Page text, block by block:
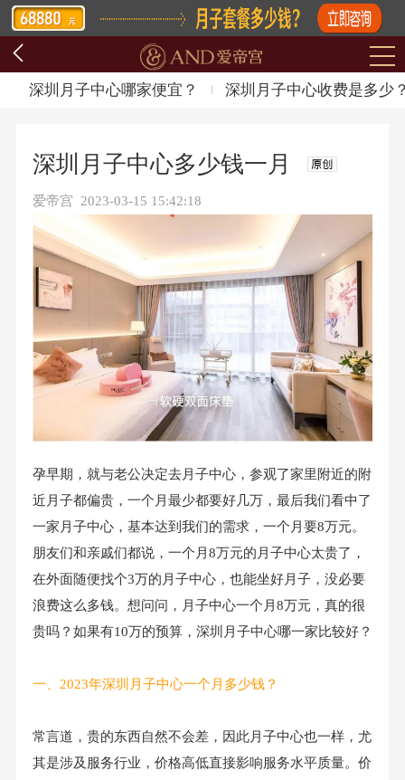
深圳月子中心哪家便宜？ 深圳月子中心收费是多少
深圳月子中心多少钱一月
爱帝宫 2023-03-15 15:42:18
孕早期，就与老公决定去月子中心，参观了家里附近的附
近月子都偏贵，一个月最少都要好几万，最后我们看中了
一家月子中心，基本达到我们的需求，一个月要8万元。
朋友们和亲戚们都说，一个月8万元的月子中心太贵了，
在外面随便找个3万的月子中心，也能坐好月子，没必要
浪费这么多钱。想问问，月子中心一个月8万元，真的很
贵吗？如果有10万的预算，深圳月子中心哪一家比较好？
一、 2023年深圳月子中心一个月多少钱？
常言道，贵的东西自然不会差，因此月子中心也一样，尤
其是涉及服务行业，价格高低直接影响服务水平质量。价